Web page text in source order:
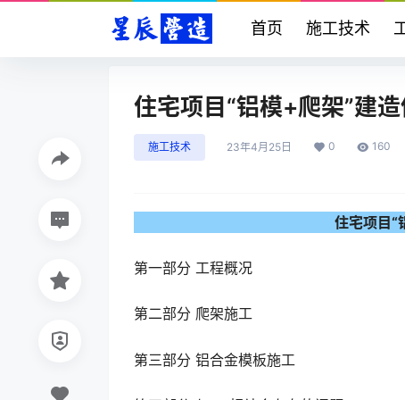
首页 施工技术
住宅项目“铝模+爬架”建
施工技术 23年4月25日 0 160
住宅项目“
第一部分 工程概况
第二部分 爬架施工
第三部分 铝合金模板施工